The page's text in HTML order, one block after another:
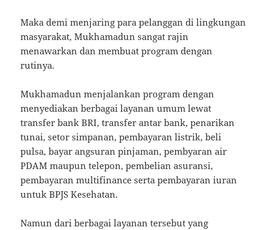
Maka demi menjaring para pelanggan di lingkungan
masyarakat, Mukhamadun sangat rajin
menawarkan dan membuat program dengan
rutinya.
Mukhamadun menjalankan program dengan
menyediakan berbagai layanan umum lewat
transfer bank BRI, transfer antar bank, penarikan
tunai, setor simpanan, pembayaran listrik, beli
pulsa, bayar angsuran pinjaman, pembyaran air
PDAM maupun telepon, pembelian asuransi,
pembayaran multifinance serta pembayaran iuran
untuk BPJS Kesehatan.
Namun dari berbagai layanan tersebut yang